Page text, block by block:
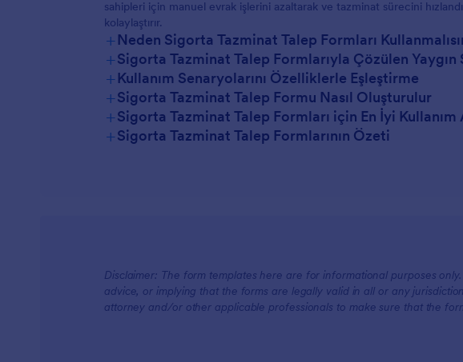
sahipleri için manuel evrak işlerini azaltarak ve tazminat sürecini
kolaylaştırır.
+Neden Sigorta Tazminat Talep Formları
+Sigorta Tazminat Talep Formlarıyla Çözülen Yaygın
+Kullanım Senaryolarını Özelliklerle Eşleştirme
+Sigorta Tazminat Talep Formu Nasıl Oluşturulur
+Sigorta Tazminat Talep Formları için En İyi Kullanım
Yöneticiler İçin
Müşteriler İçin
+Sigorta Tazminat Talep Formlarının Özeti
Disclaimer: The form templates here are for informational purposes
advice, or implying that the forms are legally valid in all or any
attorney and/or other applicable professionals to make sure that the